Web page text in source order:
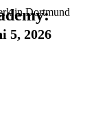
in Dortmund
5, 2026